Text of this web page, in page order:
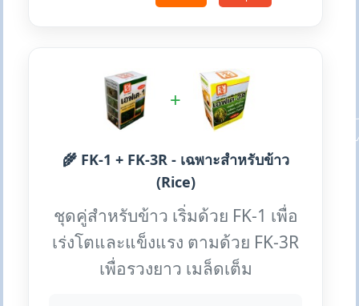
+
🌾 FK-1 + FK-3R - เฉพาะสำหรับข้าว
(Rice)
ชุดคู่สำหรับข้าว เริ่มด้วย FK-1 เพื่อ
เร่งโตและแข็งแรง ตามด้วย FK-3R
เพื่อรวงยาว เมล็ดเต็ม